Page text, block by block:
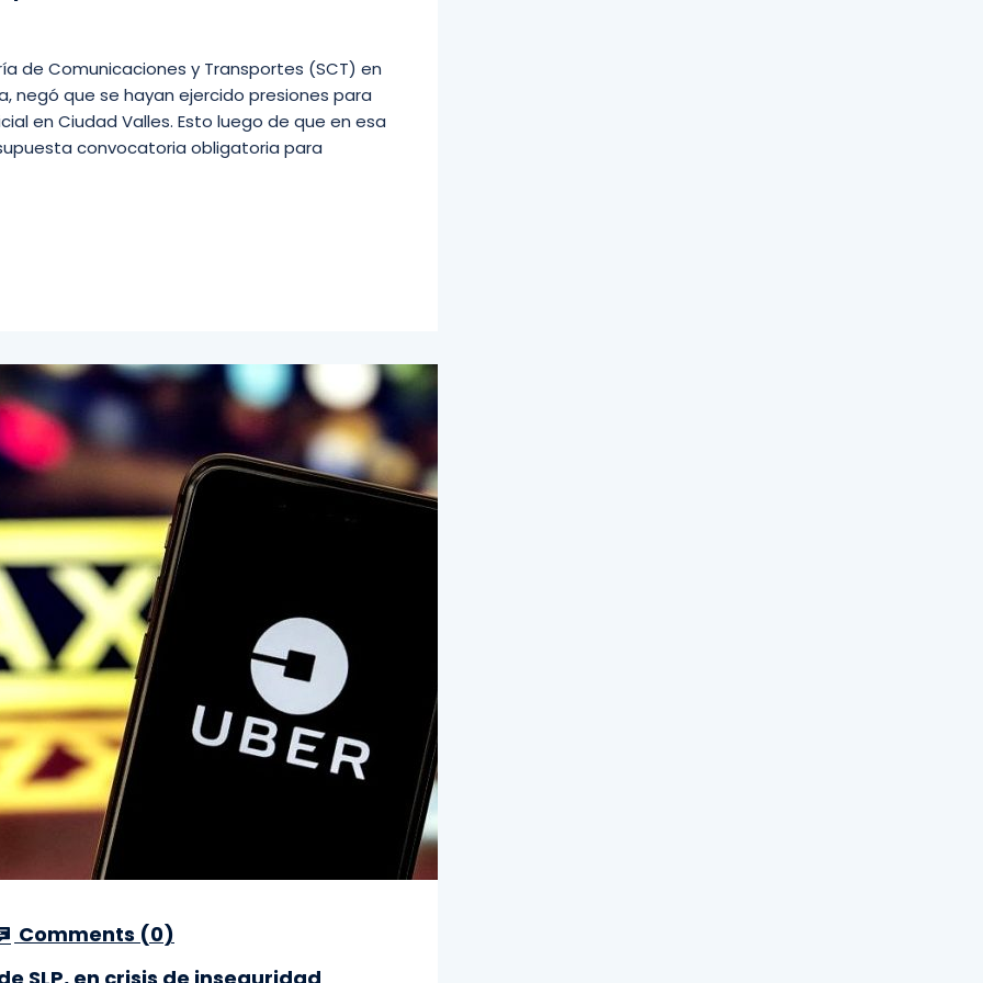
de Comunicaciones y Transportes (SCT) en
negó que se hayan ejercido presiones para
en Ciudad Valles. Esto luego de que en esa
convocatoria obligatoria para
Comments (0)